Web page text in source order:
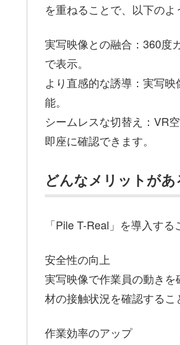
を重ねることで、以下のよ
実写映像との融合：360度
で表示。
より直感的な誘導：実写
能。
シームレスな切替え：VR
即座に確認できます。
どんなメリットがあ
「Pile T-Real」を導入す
安全性の向上
実写映像で作業員の動き
材の接触状況を確認するこ
作業効率のアップ